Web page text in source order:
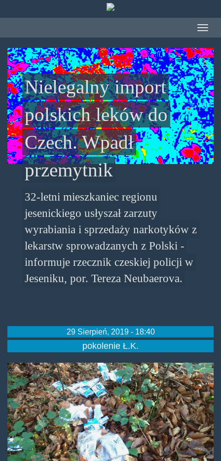
Toggle
Nielegalny import
polskich leków do
Czech. Wpadł
przemytnik
32-letni mieszkaniec regionu
jesenickiego usłyszał zarzuty
wyrabiania i sprzedaży narkotyków z
lekarstw sprowadzanych z Polski -
informuje rzecznik czeskiej policji w
Jeseniku, por. Tereza Neubaerova.
29 Sierpień, 2019 - 18:40
pokolenie Ł.K.
pseudoefka.jpg